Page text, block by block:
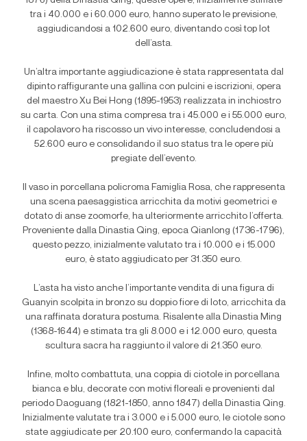
tra i 40.000 e i 60.000 euro, hanno superato le previsione,
aggiudicandosi a 102.600 euro, diventando così top lot
dell’asta.
Un’altra importante aggiudicazione è stata rappresentata dal
dipinto raffigurante una gallina con pulcini e iscrizioni, opera
del maestro Xu Bei Hong (1895-1953) realizzata in inchiostro
su carta. Con una stima compresa tra i 45.000 e i 55.000 euro,
il capolavoro ha riscosso un vivo interesse, concludendosi a
52.600 euro e consolidando il suo status tra le opere più
pregiate dell’evento.
Il vaso in porcellana policroma Famiglia Rosa, che rappresenta
una scena paesaggistica arricchita da motivi geometrici e
dotato di anse zoomorfe, ha ulteriormente arricchito l’offerta.
Proveniente dalla Dinastia Qing, epoca Qianlong (1736-1796),
questo pezzo, inizialmente valutato tra i 10.000 e i 15.000
euro, è stato aggiudicato per 31.350 euro.
L’asta ha visto anche l’importante vendita di una figura di
Guanyin scolpita in bronzo su doppio fiore di loto, arricchita da
una raffinata doratura postuma. Risalente alla Dinastia Ming
(1368-1644) e stimata tra gli 8.000 e i 12.000 euro, questa
scultura sacra ha raggiunto il valore di 21.350 euro.
Infine, molto combattuta, una coppia di ciotole in porcellana
bianca e blu, decorate con motivi floreali e provenienti dal
periodo Daoguang (1821-1850, anno 1847) della Dinastia Qing.
Inizialmente valutate tra i 3.000 e i 5.000 euro, le ciotole sono
state aggiudicate per 20.100 euro, confermando la capacità